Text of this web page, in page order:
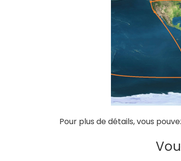
Pour plus de détails, vous